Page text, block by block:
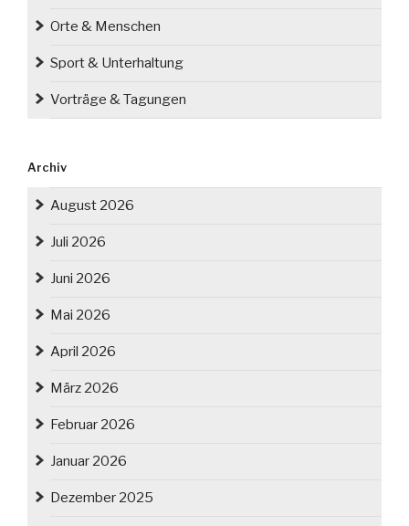
Orte & Menschen
Sport & Unterhaltung
Vorträge & Tagungen
Archiv
August 2026
Juli 2026
Juni 2026
Mai 2026
April 2026
März 2026
Februar 2026
Januar 2026
Dezember 2025